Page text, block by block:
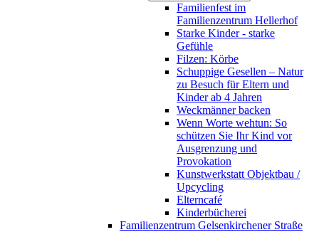
Familienfest im
Familienzentrum Hellerhof
Starke Kinder - starke
Gefühle
Filzen: Körbe
Schuppige Gesellen – Natur
zu Besuch für Eltern und
Kinder ab 4 Jahren
Weckmänner backen
Wenn Worte wehtun: So
schützen Sie Ihr Kind vor
Ausgrenzung und
Provokation
Kunstwerkstatt Objektbau /
Upcycling
Elterncafé
Kinderbücherei
Familienzentrum Gelsenkirchener Straße